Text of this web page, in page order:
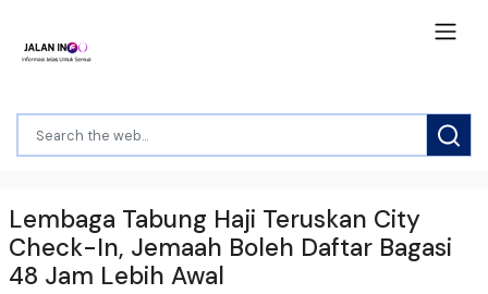
Lembaga Tabung Haji Teruskan City
Check-In, Jemaah Boleh Daftar Bagasi
48 Jam Lebih Awal